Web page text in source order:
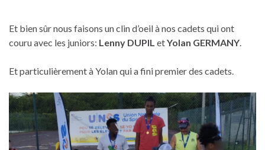
Et bien sûr nous faisons un clin d’oeil à nos cadets qui ont
couru avec les juniors: Lenny DUPIL etYolan GERMANY
Et particulièrement à Yolan qui a fini premier des cadets.